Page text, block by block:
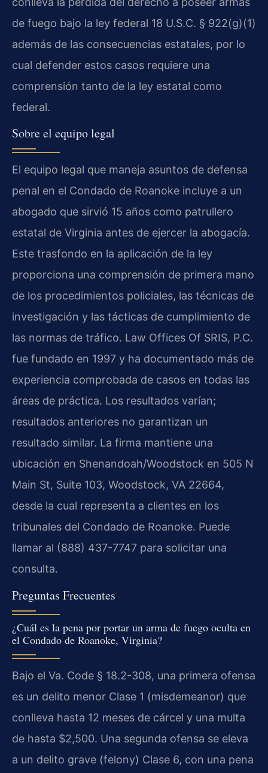
de fuego bajo la ley federal 18 U.S.C. § 922(g)(1)
además de las consecuencias estatales, por lo
cual defender estos casos requiere una
comprensión tanto de la ley estatal como
federal.
Sobre el equipo legal
El equipo legal que maneja asuntos de defensa
penal en el Condado de Roanoke incluye a un
abogado que sirvió 15 años como patrullero
estatal de Virginia antes de ejercer la abogacía.
Este trasfondo en la aplicación de la ley
proporciona una comprensión de primera mano
de los procedimientos policiales, las técnicas de
investigación y las tácticas de cumplimiento de
las normas de tráfico. Law Offices Of SRIS, P.C.
fue fundado en 1997 y ha documentado más de
experiencia comprobada de casos en todas las
áreas de práctica. Los resultados varían;
resultados anteriores no garantizan un
resultado similar. La firma mantiene una
ubicación en Shenandoah/Woodstock en 505 N
Main St, Suite 103, Woodstock, VA 22664,
desde la cual representa a clientes en los
tribunales del Condado de Roanoke. Puede
llamar al (888) 437-7747 para solicitar una
consulta.
Preguntas Frecuentes
¿Cuál es la pena por portar un arma de fuego oculta en
el Condado de Roanoke, Virginia?
Bajo el Va. Code § 18.2-308, una primera ofensa
es un delito menor Clase 1 (misdemeanor) que
conlleva hasta 12 meses de cárcel y una multa
de hasta $2,500. Una segunda ofensa se eleva
a un delito grave (felony) Clase 6, con una pena